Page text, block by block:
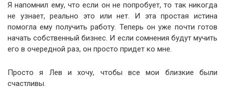
Я напомнил ему, что если он не попробует, то так никогда
не узнает, реально это или нет. И эта простая истина
помогла ему получить работу. Теперь он уже почти готов
начать собственный бизнес. И если сомнения будут мучить
его в очередной раз, он просто придет ко мне.
Просто я Лев и хочу, чтобы все мои близкие были
счастливы.